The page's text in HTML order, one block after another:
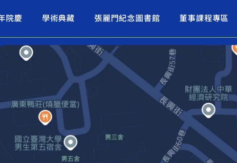
院慶 學術典藏 張麗門紀念圖書館 董事課程專區